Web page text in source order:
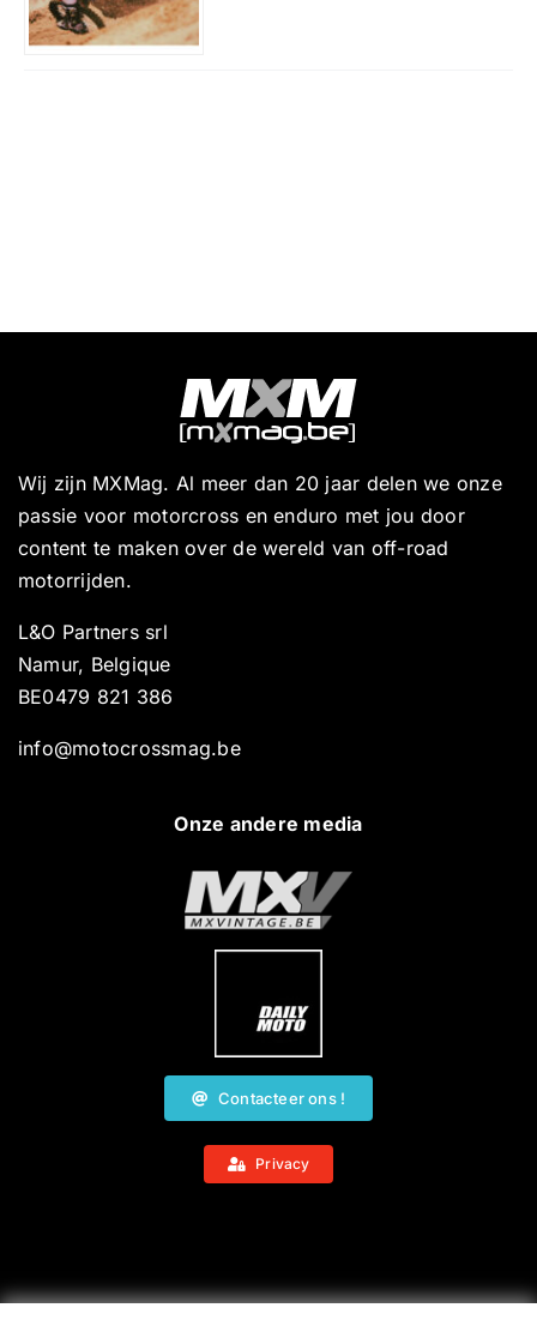
Wij zijn MXMag. Al meer dan 20 jaar delen we onze
passie voor motorcross en enduro met jou door
content te maken over de wereld van off-road
motorrijden.
L&O Partners srl
Namur, Belgique
BE0479 821 386
info@motocrossmag.be
Onze andere media
Contacteer ons !
Privacy